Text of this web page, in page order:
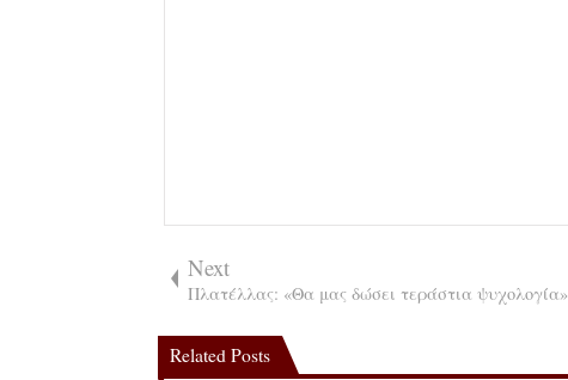
Next
Πλατέλλας: «Θα μας δώσει τεράστια ψυχολογία»
Related Posts